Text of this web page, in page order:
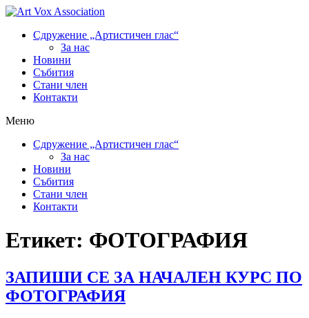
Сдружение „Артистичен глас“
За нас
Новини
Събития
Стани член
Контакти
Меню
Сдружение „Артистичен глас“
За нас
Новини
Събития
Стани член
Контакти
Етикет: ФОТОГРАФИЯ
ЗАПИШИ СЕ ЗА НАЧАЛЕН КУРС ПО
ФОТОГРАФИЯ